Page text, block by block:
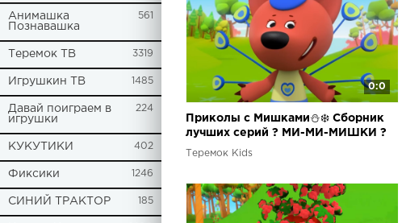
Анимашка
Познавашка
561
Теремок ТВ 3319
Игрушкин ТВ 1485
Давай поиграем в
игрушки
224
КУКУТИКИ 402
Фиксики 1246
СИНИЙ ТРАКТОР 185
0:0
Приколы с Мишками⛄❄️ Сборник
лучших серий ? МИ-МИ-МИШКИ ?
Теремок Kids